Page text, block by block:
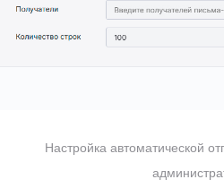
Настройка автоматической
разработке ПО
Доменный аудит
Makves DCAP
Makves IAM
персональных данных
конфиденциальности